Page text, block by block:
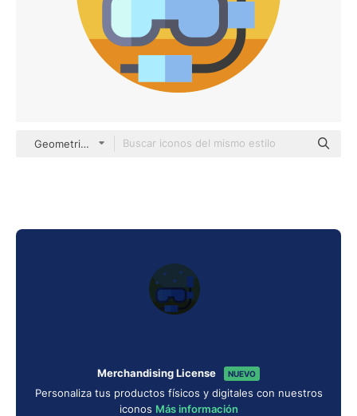
Geometric Flat Circular Flat
Merchandising License NUEVO
Personaliza tus productos físicos y digitales con nuestros
iconos Más información